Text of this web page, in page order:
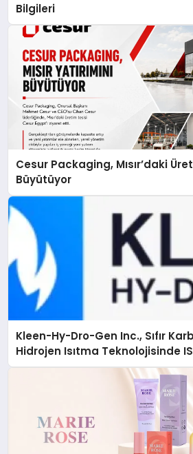
Bilgileri
Cesur Packaging, Mısır’daki
Büyütüyor
Kleen-Hy-Dro-Gen Inc., Sıfır
Hidrojen Isıtma Teknolojisinde
Düzenleyici Onaylarını Aldı